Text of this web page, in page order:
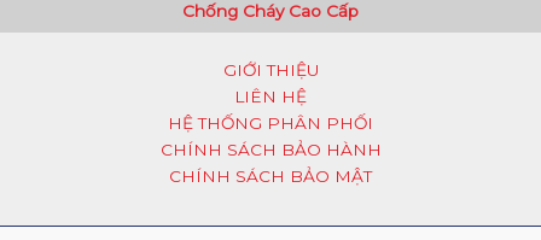
Chống Cháy Cao Cấp
GIỚI THIỆU
LIÊN HỆ
HỆ THỐNG PHÂN PHỐI
CHÍNH SÁCH BẢO HÀNH
CHÍNH SÁCH BẢO MẬT